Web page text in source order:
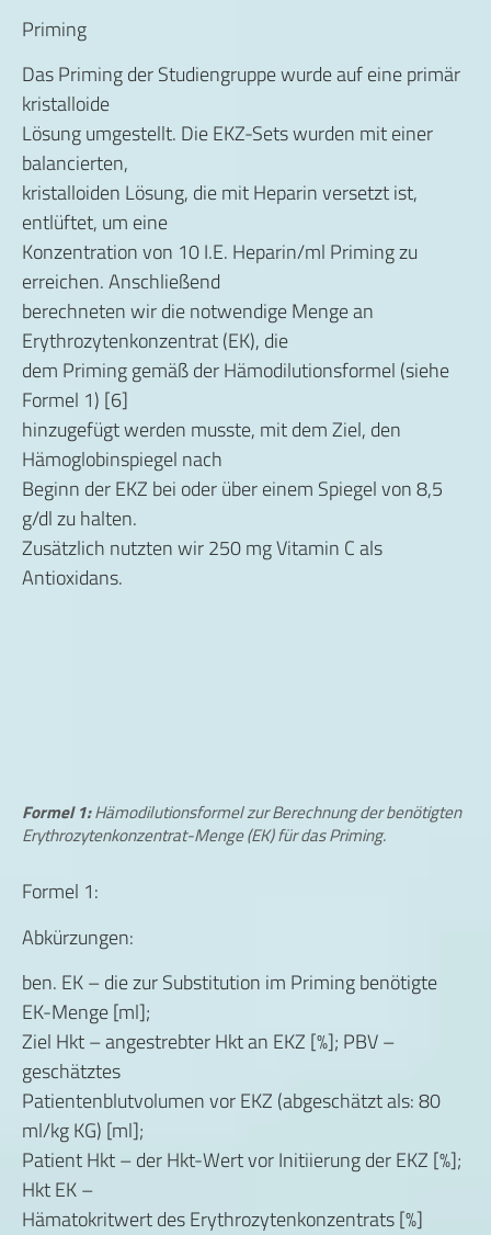
Priming
Das Priming der Studiengruppe wurde auf eine primär
kristalloide
Lösung umgestellt. Die EKZ-Sets wurden mit einer
balancierten,
kristalloiden Lösung, die mit Heparin versetzt ist,
entlüftet, um eine
Konzentration von 10 I.E. Heparin/ml Priming zu
erreichen. Anschließend
berechneten wir die notwendige Menge an
Erythrozytenkonzentrat (EK), die
dem Priming gemäß der Hämodilutionsformel (siehe
Formel 1) [6]
hinzugefügt werden musste, mit dem Ziel, den
Hämoglobinspiegel nach
Beginn der EKZ bei oder über einem Spiegel von 8,5
g/dl zu halten.
Zusätzlich nutzten wir 250 mg Vitamin C als
Antioxidans.
Formel 1:Hämodilutionsformel zur Berechnung der benötigten
Erythrozytenkonzentrat-Menge (EK) für das Priming.
Formel 1:
Abkürzungen:
ben. EK – die zur Substitution im Priming benötigte
EK-Menge [ml];
Ziel Hkt – angestrebter Hkt an EKZ [%]; PBV –
geschätztes
Patientenblutvolumen vor EKZ (abgeschätzt als: 80
ml/kg KG) [ml];
Patient Hkt – der Hkt-Wert vor Initiierung der EKZ [%];
Hkt EK –
Hämatokritwert des Erythrozytenkonzentrats [%]